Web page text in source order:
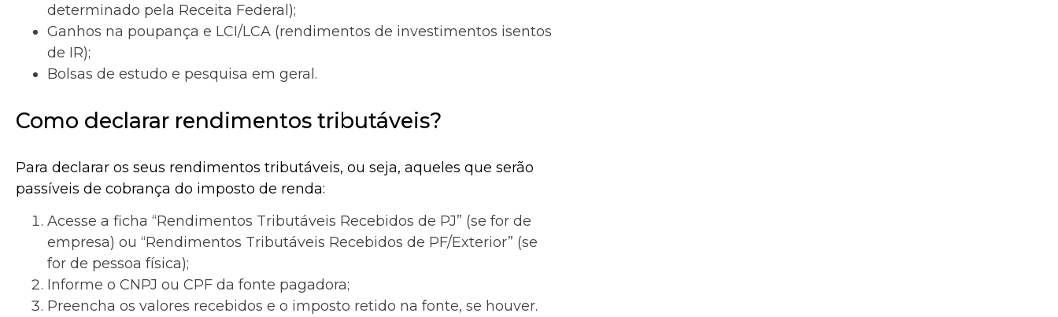
determinado pela Receita Federal);
Ganhos na poupança e LCI/LCA (rendimentos de investimentos isentos
de IR);
Bolsas de estudo e pesquisa em geral.
Como declarar rendimentos tributáveis?
Para declarar os seus rendimentos tributáveis, ou seja, aqueles que serão
passíveis de cobrança do imposto de renda:
Acesse a ficha “Rendimentos Tributáveis Recebidos de PJ” (se for de
empresa) ou “Rendimentos Tributáveis Recebidos de PF/Exterior” (se
for de pessoa física);
Informe o CNPJ ou CPF da fonte pagadora;
Preencha os valores recebidos e o imposto retido na fonte, se houver.